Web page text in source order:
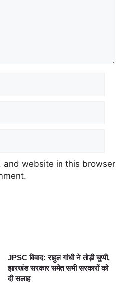
and website in this browser
JPSC विवाद: राहुल गांधी ने तोड़ी चुप्पी,
झारखंड सरकार समेत सभी सरकारों को
दी सलाह